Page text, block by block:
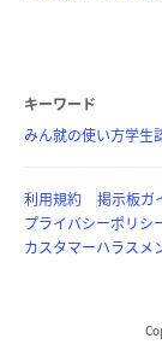
キーワード
みん就の使い方学生
利用規約 掲示板ガ
プライバシーポリシ
カスタマーハラスメ